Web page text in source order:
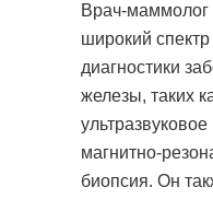
Операции при
Врач-маммолог
широкий
диагностики
железы, таких
магнитно-
биопсия. Он